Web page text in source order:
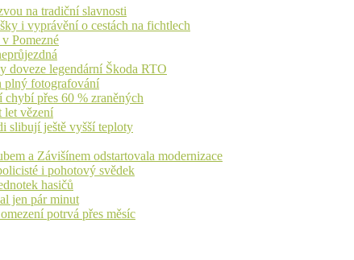
na tradiční slavnosti
i vyprávění o cestách na fichtlech
Pomezné
doveze legendární Škoda RTO
plný fotografování
přes 60 % zraněných
let vězení
slibují ještě vyšší teploty
a Závišínem odstartovala modernizace
i pohotový svědek
hasičů
jen pár minut
potrvá přes měsíc